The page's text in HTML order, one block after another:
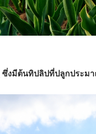
ซึ่งมีต้นทิปลิปที่ปลูกประม